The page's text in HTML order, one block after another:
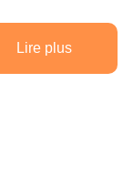
Lire plus